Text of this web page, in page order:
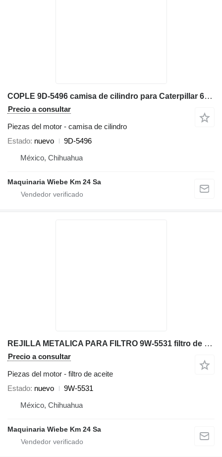
COPLE 9D-5496 camisa de cilindro para Caterpillar 657G 657E 657B 651E 621B 627B mototraílla
Precio a consultar
Piezas del motor - camisa de cilindro
Estado nuevo
9D-5496
México, Chihuahua
Maquinaria Wiebe Km 24 Sa
REJILLA METALICA PARA FILTRO 9W-5531 filtro de aceite para Caterpillar 627K 994K 773G D8T 770G mototraílla
Precio a consultar
Piezas del motor - filtro de aceite
Estado nuevo
9W-5531
México, Chihuahua
Maquinaria Wiebe Km 24 Sa